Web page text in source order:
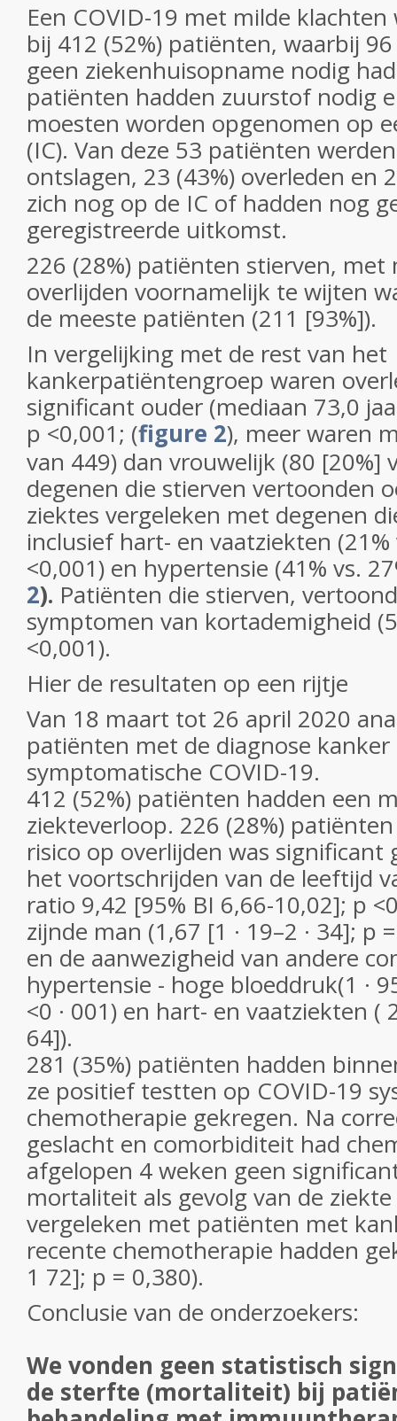
Een COVID-19 met milde
bij 412 (52%) patiënten, waarbij
geen ziekenhuisopname nodig
patiënten hadden zuurstof nodig
moesten worden opgenomen op
(IC). Van deze 53 patiënten
ontslagen, 23 (43%) overleden en
zich nog op de IC of hadden nog
geregistreerde uitkomst.
226 (28%) patiënten stierven,
overlijden voornamelijk te wijten
de meeste patiënten (211 [93%]).
In vergelijking met de rest van het
kankerpatiëntengroep waren
significant ouder (mediaan 73,0
p <0,001; (figure 2), meer waren
van 449) dan vrouwelijk (80 [20%]
degenen die stierven vertoonden
ziektes vergeleken met degenen
inclusief hart- en vaatziekten (21%
<0,001) en hypertensie (41% vs.
2). Patiënten die stierven,
symptomen van kortademigheid
<0,001).
Hier de resultaten op een rijtje
Van 18 maart tot 26 april 2020
patiënten met de diagnose kanker
symptomatische COVID-19.
412 (52%) patiënten hadden een
ziekteverloop. 226 (28%)
risico op overlijden was significant
het voortschrijden van de leeftijd
ratio 9,42 [95% BI 6,66-10,02]; p
zijnde man (1,67 [1 · 19–2 · 34]; p
en de aanwezigheid van andere
hypertensie - hoge bloeddruk(1 ·
<0 · 001) en hart- en vaatziekten (
64]).
281 (35%) patiënten hadden
ze positief testten op COVID-19
chemotherapie gekregen. Na
geslacht en comorbiditeit had
afgelopen 4 weken geen
mortaliteit als gevolg van de
vergeleken met patiënten met
recente chemotherapie hadden
1 72]; p = 0,380).
Conclusie van de onderzoekers:
We vonden geen statistisch
de sterfte (mortaliteit) bij